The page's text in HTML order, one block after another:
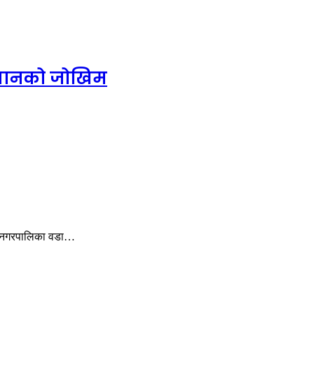
जोखिम
वडा…